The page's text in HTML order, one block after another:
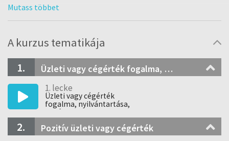
Üzleti vagy cégérték mérlegben való szerepeltetése, a
elszámolás lehetőségei és korlátai.
A kurzus tematikája
1.
Üzleti vagy cégérték fogalma, nyilvántartása
1. lecke
Üzleti vagy cégérték
fogalma, nyilvántartása,
fajtái
2. Pozitív üzleti vagy cégérték